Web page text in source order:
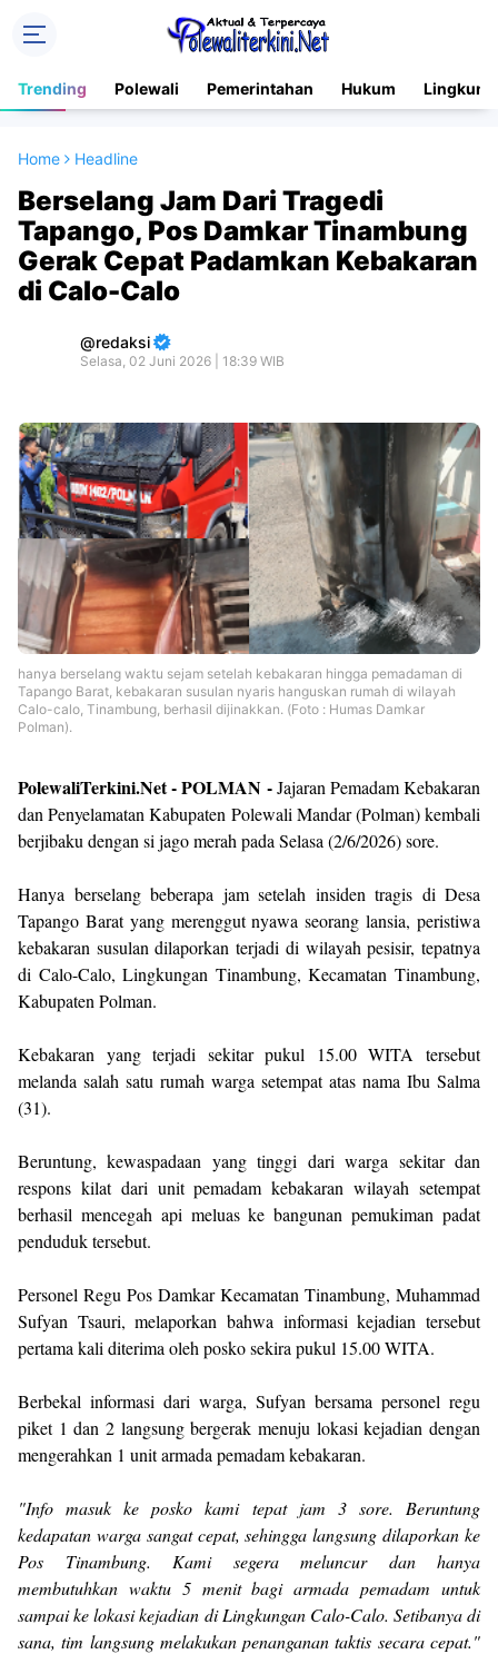
Trending Polewali Pemerintahan Hukum
Home Headline
Berselang Jam Dari Tragedi
Tapango, Pos Damkar Tinambung
Gerak Cepat Padamkan Kebakaran
di Calo-Calo
redaksi
Selasa, 02 Juni 2026 | 18:39 WIB
hanya berselang waktu sejam setelah kebakaran hingga pemadaman di
Tapango Barat, kebakaran susulan nyaris hanguskan rumah di wilayah
Calo-calo, Tinambung, berhasil dijinakkan. (Foto : Humas Damkar
Polman).
PolewaliTerkini.Net - POLMAN -Jajaran Pemadam Kebakaran
dan Penyelamatan Kabupaten Polewali Mandar (Polman) kembali
berjibaku dengan si jago merah pada Selasa (2/6/2026) sore.
Hanya berselang beberapa jam setelah insiden tragis di Desa
Tapango Barat yang merenggut nyawa seorang lansia, peristiwa
kebakaran susulan dilaporkan terjadi di wilayah pesisir, tepatnya
di Calo-Calo, Lingkungan Tinambung, Kecamatan Tinambung,
Kabupaten Polman.
​Kebakaran yang terjadi sekitar pukul 15.00 WITA tersebut
melanda salah satu rumah warga setempat atas nama Ibu Salma
(31).
Beruntung, kewaspadaan yang tinggi dari warga sekitar dan
respons kilat dari unit pemadam kebakaran wilayah setempat
berhasil mencegah api meluas ke bangunan pemukiman padat
penduduk tersebut.
​Personel Regu Pos Damkar Kecamatan Tinambung, Muhammad
Sufyan Tsauri, melaporkan bahwa informasi kejadian tersebut
pertama kali diterima oleh posko sekira pukul 15.00 WITA.
Berbekal informasi dari warga, Sufyan bersama personel regu
piket 1 dan 2 langsung bergerak menuju lokasi kejadian dengan
mengerahkan 1 unit armada pemadam kebakaran.
​"Info masuk ke posko kami tepat jam 3 sore. Beruntung
kedapatan warga sangat cepat, sehingga langsung dilaporkan ke
Pos Tinambung. Kami segera meluncur dan hanya
membutuhkan waktu 5 menit bagi armada pemadam untuk
sampai ke lokasi kejadian di Lingkungan Calo-Calo. Setibanya di
sana, tim langsung melakukan penanganan taktis secara cepat."